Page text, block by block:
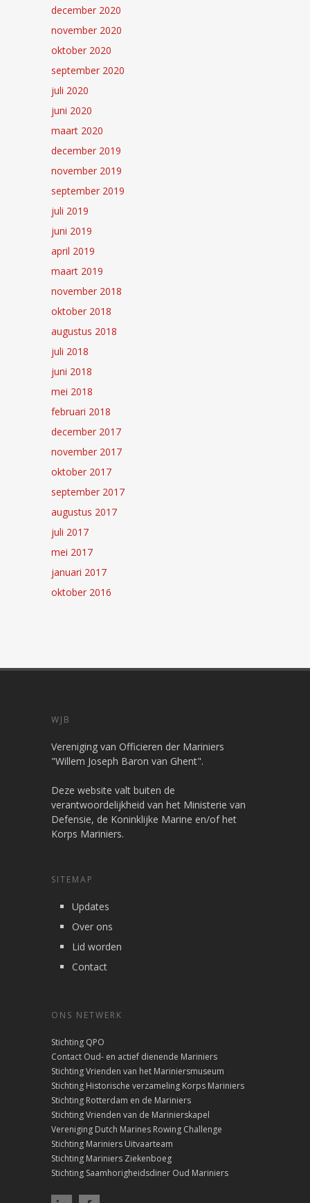
december 2020
november 2020
oktober 2020
september 2020
juli 2020
juni 2020
maart 2020
december 2019
november 2019
september 2019
juli 2019
juni 2019
april 2019
maart 2019
november 2018
oktober 2018
augustus 2018
juli 2018
juni 2018
mei 2018
februari 2018
december 2017
november 2017
oktober 2017
september 2017
augustus 2017
juli 2017
mei 2017
januari 2017
oktober 2016
WJB
Vereniging van Officieren der Mariniers
"Willem Joseph Baron van Ghent".
Deze website valt buiten de
verantwoordelijkheid van het Ministerie van
Defensie, de Koninklijke Marine en/of het
Korps Mariniers.
SITEMAP
Updates
Over ons
Lid worden
Contact
ONS NETWERK
Stichting QPO
Contact Oud- en actief dienende Mariniers
Stichting Vrienden van het Mariniersmuseum
Stichting Historische verzameling Korps Mariniers
Stichting Rotterdam en de Mariniers
Stichting Vrienden van de Marinierskapel
Vereniging Dutch Marines Rowing Challenge
Stichting Mariniers Uitvaarteam
Stichting Mariniers Ziekenboeg
Stichting Saamhorigheidsdiner Oud Mariniers